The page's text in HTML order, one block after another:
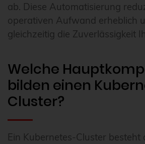
ab. Diese Automatisierung
operativen Aufwand erheblich
gleichzeitig die Zuverlässigkeit
Welche
bilden einen
Cluster?
Ein Kubernetes-Cluster besteht